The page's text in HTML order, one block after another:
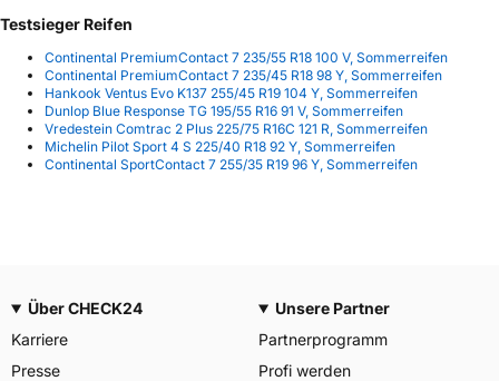
Testsieger Reifen
Continental PremiumContact 7 235/55 R18 100 V, Sommerreifen
Continental PremiumContact 7 235/45 R18 98 Y, Sommerreifen
Hankook Ventus Evo K137 255/45 R19 104 Y, Sommerreifen
Dunlop Blue Response TG 195/55 R16 91 V, Sommerreifen
Vredestein Comtrac 2 Plus 225/75 R16C 121 R, Sommerreifen
Michelin Pilot Sport 4 S 225/40 R18 92 Y, Sommerreifen
Continental SportContact 7 255/35 R19 96 Y, Sommerreifen
Über CHECK24
Karriere
Presse
Unsere Partner
Partnerprogramm
Profi werden